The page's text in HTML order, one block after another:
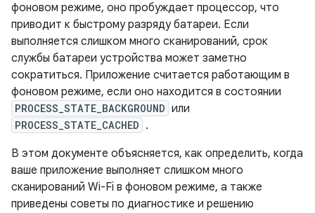
фоновом режиме, оно пробуждает процессор, что
приводит к быстрому разряду батареи. Если
выполняется слишком много сканирований, срок
службы батареи устройства может заметно
сократиться. Приложение считается работающим в
фоновом режиме, если оно находится в состоянии
PROCESS_STATE_BACKGROUND или
PROCESS_STATE_CACHED .
В этом документе объясняется, как определить, когда
ваше приложение выполняет слишком много
сканирований Wi-Fi в фоновом режиме, а также
приведены советы по диагностике и решению